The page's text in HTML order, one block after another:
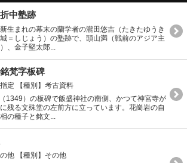
中塾跡
生まれの幕末の蘭学者の瀧田悠吉（たきたゆうき
＝しじょう）の塾跡で、頭山満（戦前のアジア主
、金子堅太郎...
梵字板碑
定
【種別】考古資料
1349）の板碑で飯盛神社の南側、かつて神宮寺が
残る文殊堂の左前方に立っています。花崗岩の自
の種子と銘文...
他
【種別】その他